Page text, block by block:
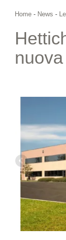
Home - News -